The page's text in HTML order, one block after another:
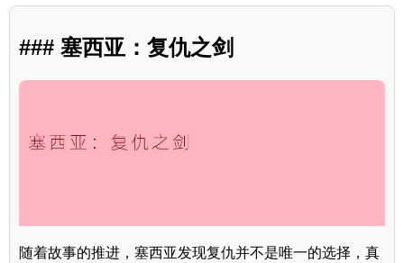
### 塞西亚：复仇之剑
随着故事的推进，塞西亚发现复仇并不是唯一的选择，真